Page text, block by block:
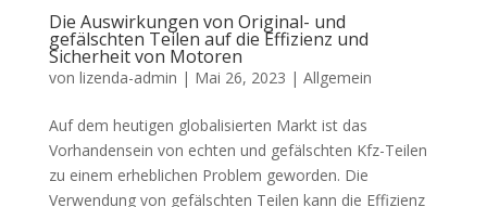
Die Auswirkungen von Original- und
gefälschten Teilen auf die Effizienz und
Sicherheit von Motoren
von lizenda-admin | Mai 26, 2023 | Allgemein
Auf dem heutigen globalisierten Markt ist das
Vorhandensein von echten und gefälschten Kfz-Teilen
zu einem erheblichen Problem geworden. Die
Verwendung von gefälschten Teilen kann die Effizienz